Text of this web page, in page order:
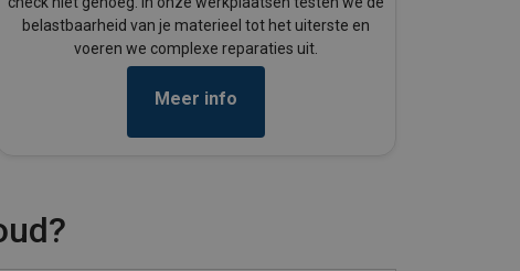
belastbaarheid van je materieel tot het uiterste en
voeren we complexe reparaties uit.
Meer info